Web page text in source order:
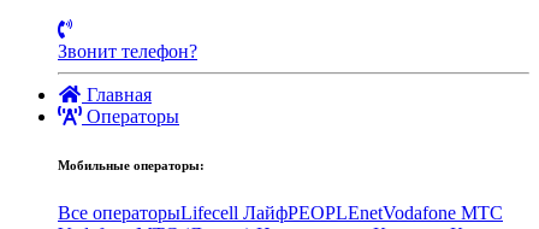
Звонит телефон?
Главная
Операторы
Мобильные операторы:
Все операторыLifecell ЛайфPEOPLEnetVodafone MTC